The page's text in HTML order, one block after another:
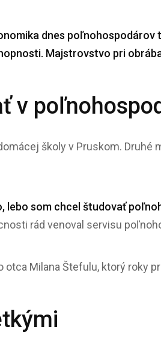
dnes
Majstrovstvo pri
v
školy v Pruskom.
lebo som chcel študovať
rád venoval servisu
Milana Štefulu, ktorý roky